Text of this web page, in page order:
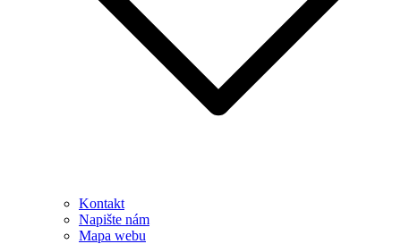
Kontakt
Napište nám
Mapa webu